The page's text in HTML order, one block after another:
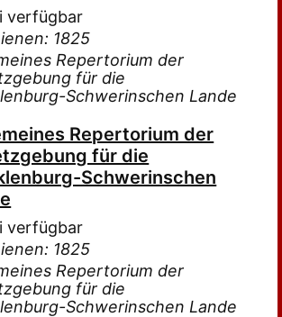
verfügbar
1825
Repertorium der
für die
Schwerinschen Lande
Repertorium der
für die
Schwerinschen
verfügbar
1825
Repertorium der
für die
Schwerinschen Lande